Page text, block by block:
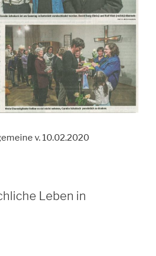
v. 10.02.2020
Leben in